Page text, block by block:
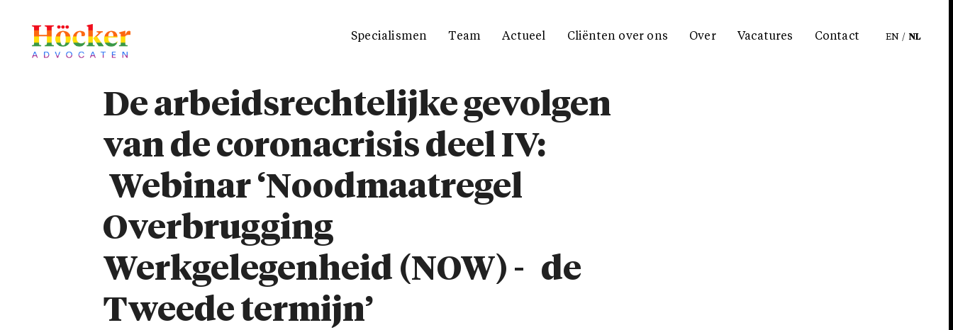
Specialismen Team Actueel Cliënten over ons Over Vacatures Contact EN / NL
De arbeidsrechtelijke gevolgen
van de coronacrisis deel IV:
Webinar ‘Noodmaatregel
Overbrugging
Werkgelegenheid (NOW) - de
Tweede termijn’